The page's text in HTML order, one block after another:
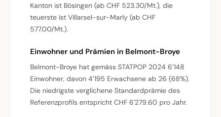
Kanton ist Bösingen (ab CHF 523.30/Mt.), die
teuerste ist Villarsel-sur-Marly (ab CHF
577.00/Mt.).
Einwohner und Prämien in Belmont-Broye
Belmont-Broye hat gemäss STATPOP 2024 6’148
Einwohner, davon 4’195 Erwachsene ab 26 (68%).
Die niedrigste verglichene Standardprämie des
Referenzprofils entspricht CHF 6'279.60 pro Jahr.